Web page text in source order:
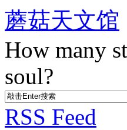
蘑菇天文馆
How many
soul?
RSS Feed